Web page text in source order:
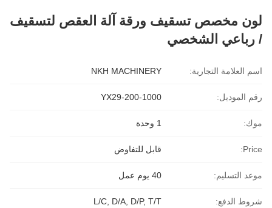
لون مخصص تسقيف ورقة آلة العقص لتسقيف
/ رباعي الشخصي
اسم العلامة التجارية: NKH MACHINERY
رقم الموديل: YX29-200-1000
موك: 1 وحدة
Price: قابل للتفاوض
موعد التسليم: 40 يوم عمل
شروط الدفع: L/C, D/A, D/P, T/T